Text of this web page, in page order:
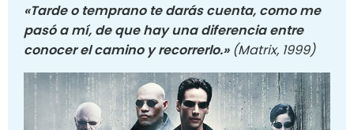
«Tarde o temprano te darás cuenta, como me
pasó a mí, de que hay una diferencia entre
conocer el camino y recorrerlo.» (Matrix, 1999)